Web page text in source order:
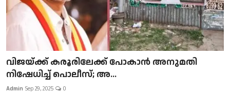
വിജയ്ക്ക് കരൂരിലേക്ക് പോകാൻ അനുമതി
നിഷേധിച്ച് പൊലീസ്; അ...
Admin Sep 29, 2025 0